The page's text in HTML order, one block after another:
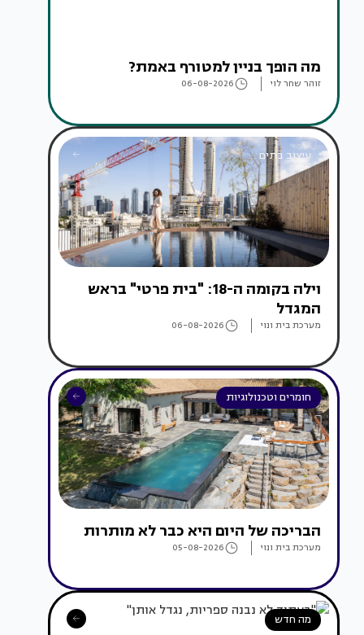
מה הופך בניין למטורף באמת?
זוהר שחר לוי 06-08-2026
עיצוב בתים
וילה בקומה ה-18: "בית פרטי" בראש
המגדל
מערכת בית ונוי 06-08-2026
חומרים וטכנולוגיות
הבריכה של היום היא כבר לא מותרות
מערכת בית ונוי 05-08-2026
מה חדש